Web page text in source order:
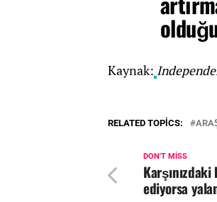
Kaynak:
RELATED TOPICS:
DON'T MISS
ediyorsa